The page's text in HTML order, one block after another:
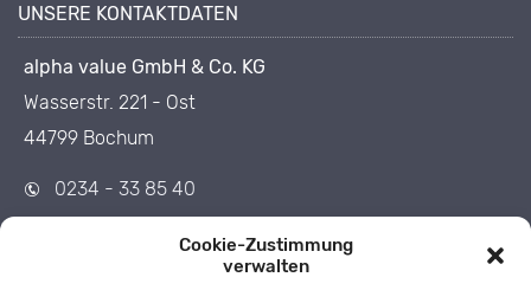
Cookie-Zustimmung
verwalten
UNSERE KONTAKTDATEN
alpha value GmbH & Co. KG
Wasserstr. 221 - Ost
44799 Bochum
0234 - 33 85 40